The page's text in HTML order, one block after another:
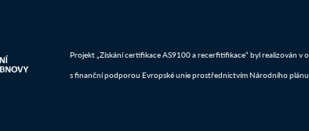
Projekt „Získání certifikace AS9100 a recerfitifikace“ byl realizován
s finanční podporou Evropské unie prostřednictvím Národního